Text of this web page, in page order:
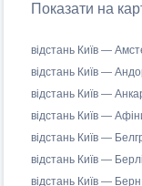
Показати на
відстань Київ —
відстань Київ —
відстань Київ —
відстань Київ —
відстань Київ —
відстань Київ —
відстань Київ — Берн